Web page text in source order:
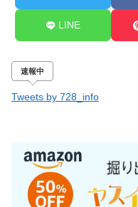
LINE
速報中
Tweets by 728_info